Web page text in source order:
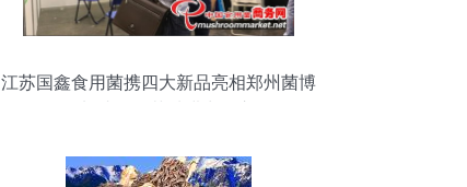
江苏国鑫食用菌携四大新品亮相郑州菌博